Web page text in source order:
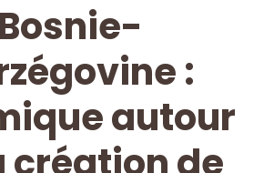
Bosnie-
:
autour